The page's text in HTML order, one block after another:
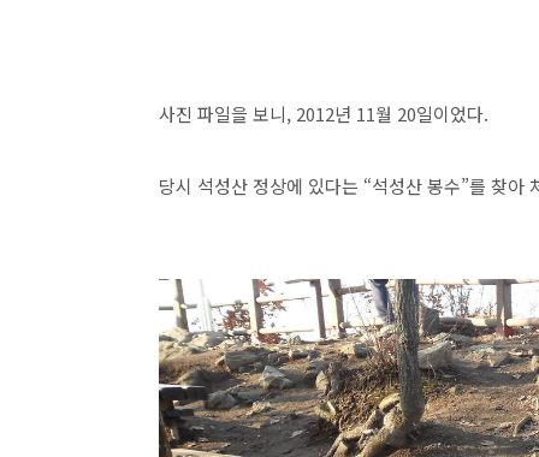
사진 파일을 보니, 2012년 11월 20일이었다.
당시 석성산 정상에 있다는 “석성산 봉수”를 찾아